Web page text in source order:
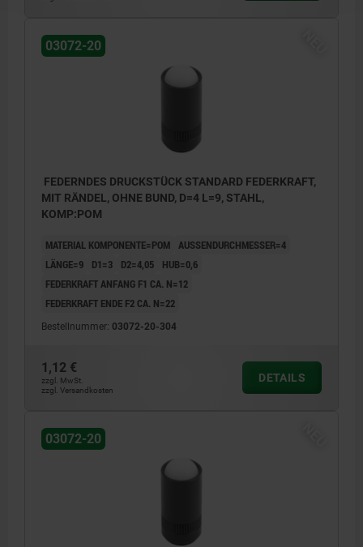
03072-20
FEDERNDES DRUCKSTÜCK STANDARD FEDERKRAFT,
MIT RÄNDEL, OHNE BUND, D=4 L=9, STAHL,
KOMP:POM
MATERIAL KOMPONENTE=POM AUSSENDURCHMESSER=4
LÄNGE=9
D1=3 D2=4,05
HUB=0,6
FEDERKRAFT ANFANG F1 CA. N=12
FEDERKRAFT ENDE F2 CA. N=22
Bestellnummer: 03072-20-304
1,12 €
zzgl. MwSt.
zzgl. Versandkosten
DETAILS
03072-20